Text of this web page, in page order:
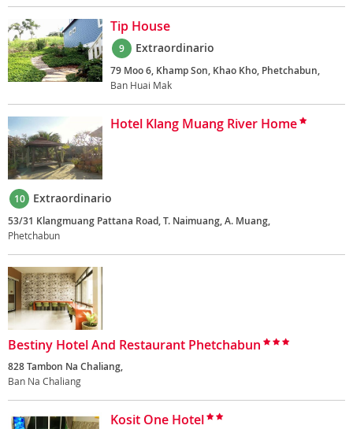
Tip House
9 Extraordinario
79 Moo 6, Khamp Son, Khao Kho, Phetchabun,
Ban Huai Mak
Hotel Klang Muang River Home
10 Extraordinario
53/31 Klangmuang Pattana Road, T. Naimuang, A. Muang,
Phetchabun
Bestiny Hotel And Restaurant Phetchabun
828 Tambon Na Chaliang,
Ban Na Chaliang
Kosit One Hotel